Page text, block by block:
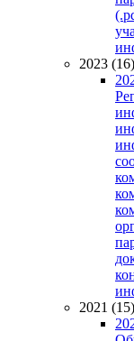
2023 (16)
2021 (15)